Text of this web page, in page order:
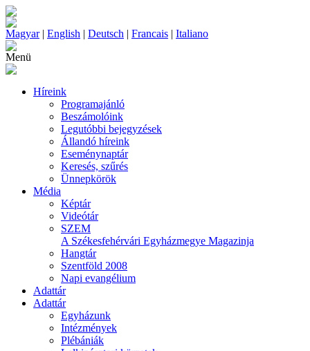
Magyar| English | Deutsch | Francais | Italiano
Menü
Híreink
Programajánló
Beszámolóink
Legutóbbi bejegyzések
Állandó híreink
Eseménynaptár
Keresés, szűrés
Ünnepkörök
Média
Képtár
Videótár
SZEM
A Székesfehérvári Egyházmegye Magazinja
Hangtár
Szentföld 2008
Napi evangélium
Adattár
Adattár
Egyházunk
Intézmények
Plébániák